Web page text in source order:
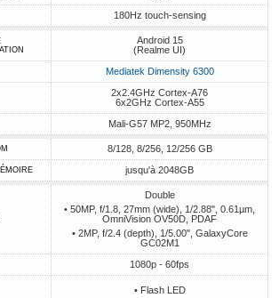
180Hz touch-sensing
Android 15
(Realme UI)
Mediatek Dimensity 6300
2x2.4GHz Cortex-A76
6x2GHz Cortex-A55
Mali-G57 MP2, 950MHz
8/128, 8/256, 12/256 GB
jusqu'à 2048GB
Double
• 50MP, f/1.8, 27mm (wide), 1/2.88", 0.61µm,
OmniVision OV50D, PDAF
• 2MP, f/2.4 (depth), 1/5.00", GalaxyCore
GC02M1
1080p - 60fps
• Flash LED